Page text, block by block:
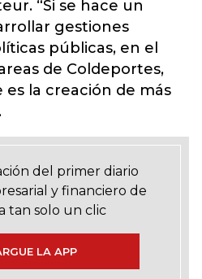
“Si se hace un
gestiones
públicas, en el
de Coldeportes,
es la creación de más
del primer diario
y financiero de
tan solo un clic
LA APP